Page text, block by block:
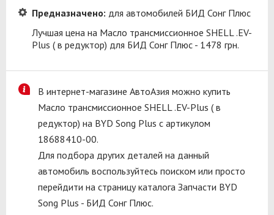
Предназначено: для автомобилей БИД Сонг Плюс
Лучшая цена на Масло трансмиссионное SHELL .EV-
Plus ( в редуктор) для БИД Сонг Плюс - 1478 грн.
В интернет-магазине АвтоАзия можно купить
Масло трансмиссионное SHELL .EV-Plus ( в
редуктор) на BYD Song Plus с артикулом
18688410-00.
Для подбора других деталей на данный
автомобиль воспользуйтесь поиском или просто
перейдити на страницу каталога Запчасти BYD
Song Plus - БИД Сонг Плюс.